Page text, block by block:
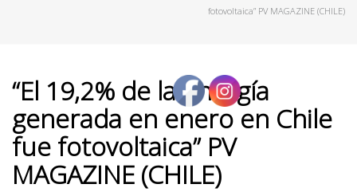
fotovoltaica” PV MAGAZINE (CHILE)
“El 19,2% de la energía
generada en enero en Chile
fue fotovoltaica” PV
MAGAZINE (CHILE)